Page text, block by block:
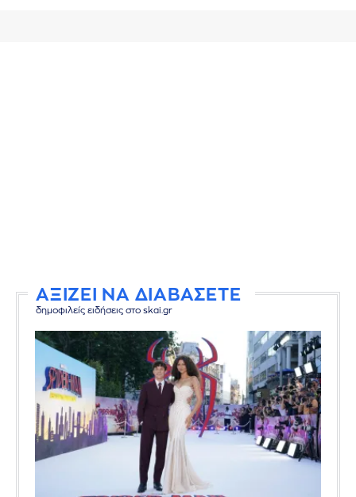
ΑΞΙΖΕΙ ΝΑ ΔΙΑΒΑΣΕΤΕ
δημοφιλείς ειδήσεις στο skai.gr